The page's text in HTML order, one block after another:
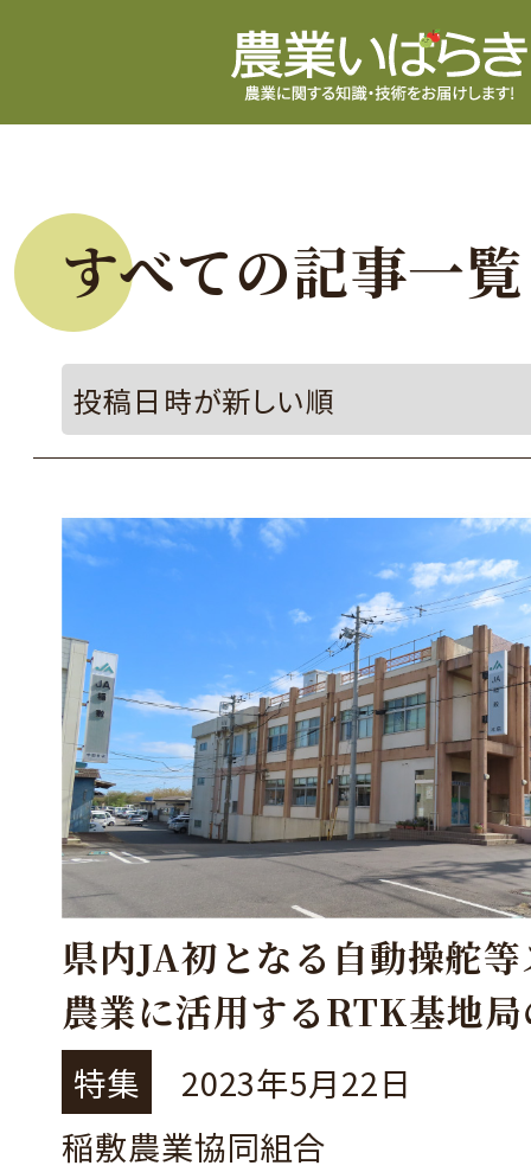
すべての記事一覧
県内JA初となる自動操舵
農業に活用するRTK基地
特集
2023年5月22日
稲敷農業協同組合